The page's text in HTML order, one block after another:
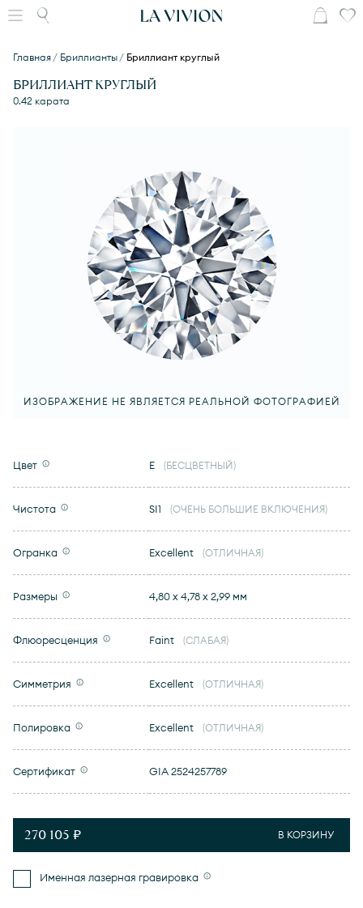
Главная Бриллианты Бриллиант круглый
БРИЛЛИАНТ КРУГЛЫЙ
0.42 карата
ИЗОБРАЖЕНИЕ НЕ ЯВЛЯЕТСЯ РЕАЛЬНОЙ ФОТОГРАФИЕЙ
Цвет E (БЕСЦВЕТНЫЙ)
Чистота SI1 (ОЧЕНЬ БОЛЬШИЕ ВКЛЮЧЕНИЯ)
Огранка Excellent (ОТЛИЧНАЯ)
Размеры 4,80 x 4,78 x 2,99 мм
Флюоресценция Faint (СЛАБАЯ)
Симметрия Excellent (ОТЛИЧНАЯ)
Полировка Excellent (ОТЛИЧНАЯ)
Сертификат GIA 2524257789
270 105 ₽ В КОРЗИНУ
Именная лазерная гравировка